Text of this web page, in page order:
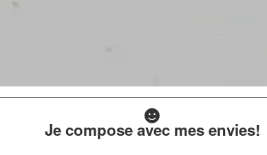
Je compose avec mes envies!